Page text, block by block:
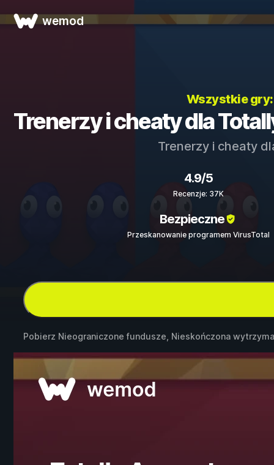
wemod
Wszystkie
Trenerzy i cheaty dla
Trenerzy i cheaty
4.9/5
Recenzje: 37K
Bezpieczne
Przeskanowanie programem VirusTotal
Pobierz Nieograniczone fundusze, Nieskończona